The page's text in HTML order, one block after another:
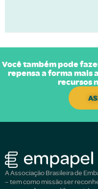
Você também pode
repensa a forma mais
recursos
A Associação Brasileira de
– tem como missão ser